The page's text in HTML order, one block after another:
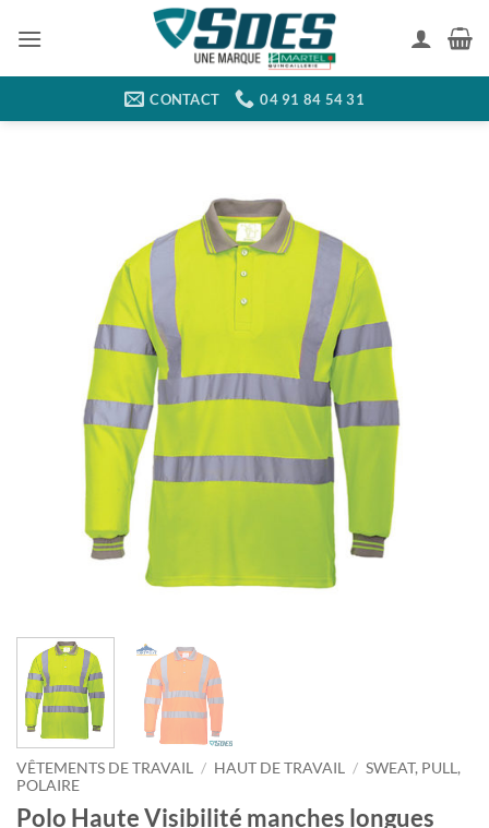
CONTACT 04 91 84 54 31
VÊTEMENTS DE TRAVAIL / HAUT DE TRAVAIL / SWEAT, PULL,
POLAIRE
Polo Haute Visibilité manches longues